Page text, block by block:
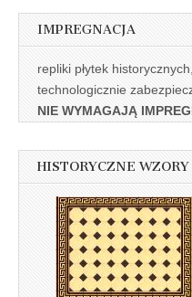
IMPREGNACJA
repliki płytek
technologicznie
NIE WYMAGAJĄ
HISTORYCZNE